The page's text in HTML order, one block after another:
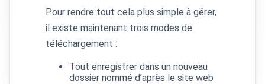
Pour rendre tout cela plus simple à gérer,
il existe maintenant trois modes de
téléchargement :
Tout enregistrer dans un nouveau
dossier nommé d’après le site web